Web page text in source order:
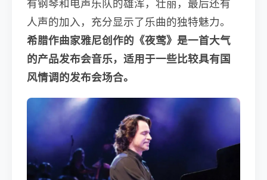
人声的加入，充分显示了乐曲的独特魅力。
希腊作曲家雅尼创作的《夜莺》是一首大气
的产品发布会音乐，适用于一些比较具有国
风情调的发布会场合。